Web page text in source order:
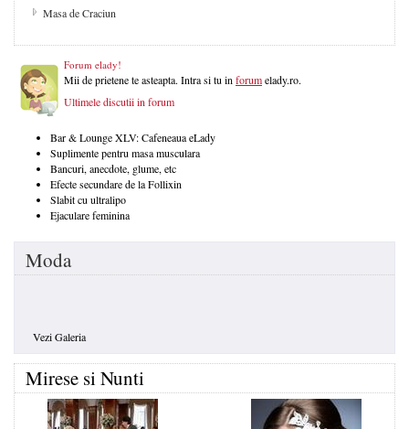
Masa de Craciun
Forum elady!
Mii de prietene te asteapta. Intra si tu inforumelady.ro.
Ultimele discutii in forum
Bar & Lounge XLV: Cafeneaua eLady
Suplimente pentru masa musculara
Bancuri, anecdote, glume, etc
Efecte secundare de la Follixin
Slabit cu ultralipo
Ejaculare feminina
Moda
Vezi Galeria
Mirese si Nunti